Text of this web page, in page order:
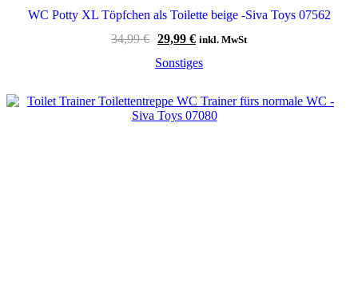
WC Potty XL Töpfchen als Toilette beige -Siva Toys 07562
34,99€ Ursprünglicher
war:
29,99 €Aktueller
ist:
inkl. MwSt
Sonstiges